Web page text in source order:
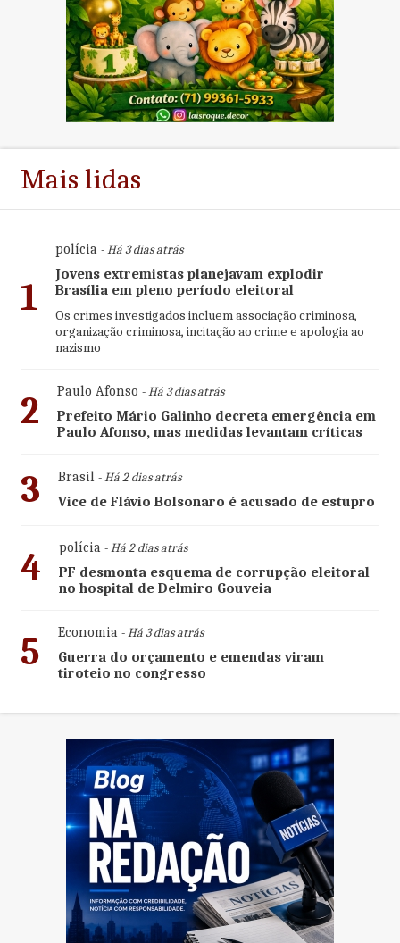
Mais lidas
1
polícia- Há 3 dias atrás
Jovens extremistas planejavam explodir
Brasília em pleno período eleitoral
Os crimes investigados incluem associação criminosa,
organização criminosa, incitação ao crime e apologia ao
nazismo
2 Paulo Afonso - Há 3 dias atrás
Prefeito Mário Galinho decreta emergência em
Paulo Afonso, mas medidas levantam críticas
3 Brasil- Há 2 dias atrás
Vice de Flávio Bolsonaro é acusado de estupro
4 polícia- Há 2 dias atrás
PF desmonta esquema de corrupção eleitoral
no hospital de Delmiro Gouveia
5 Economia- Há 3 dias atrás
Guerra do orçamento e emendas viram
tiroteio no congresso